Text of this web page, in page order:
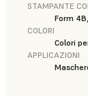
STAMPANTE
Form
COLORI
Colori
APPLICAZIONI